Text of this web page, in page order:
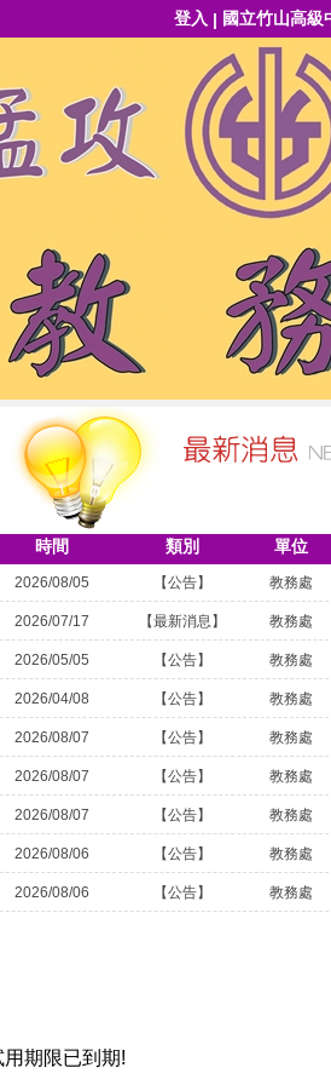
登入 | 國立竹山高級
時間 類別 單位
2026/08/05 【公告】 教務處
2026/07/17 【最新消息】 教務處
2026/05/05 【公告】 教務處
2026/04/08 【公告】 教務處
2026/08/07 【公告】 教務處
2026/08/07 【公告】 教務處
2026/08/07 【公告】 教務處
2026/08/06 【公告】 教務處
2026/08/06 【公告】 教務處
用期限已到期!